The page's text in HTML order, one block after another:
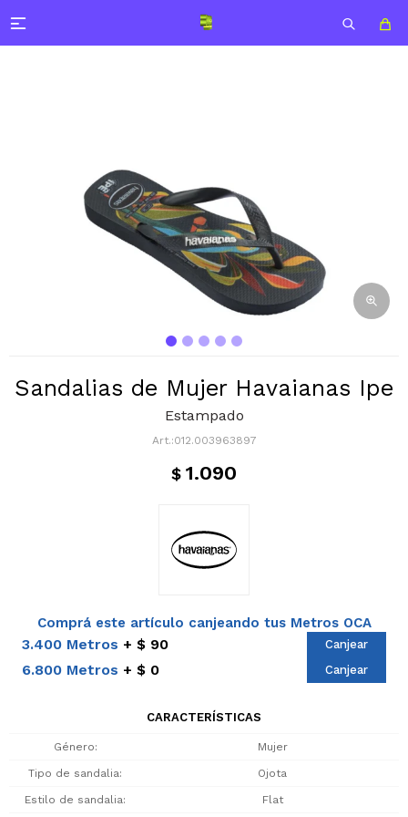

Sandalias de Mujer Havaianas Ipe
Estampado
012.003963897
$ 1.090
Comprá este artículo canjeando tus Metros OCA
3.400 Metros $ 90 Canjear
6.800 Metros $ 0 Canjear
CARACTERÍSTICAS
Género Mujer
Tipo de sandalia Ojota
Estilo de sandalia Flat